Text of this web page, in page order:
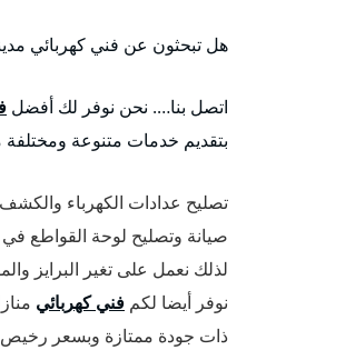
هل تبحثون عن فني كهربائي
اتصل بنا…. نحن نوفر لك أفضل
بتقديم خدمات متنوعة ومختلفة
تصليح عدادات الكهرباء
صيانة وتصليح لوحة القواطع
لذلك نعمل على تغير البرايز
نوفر أيضا لكم فني كهربائي
ذات جودة ممتازة وبسعر رخيص